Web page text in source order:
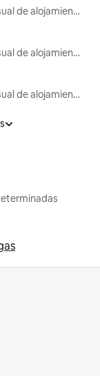
Renta mensual de alojamientos
Renta mensual de alojamientos
Renta mensual de alojamientos